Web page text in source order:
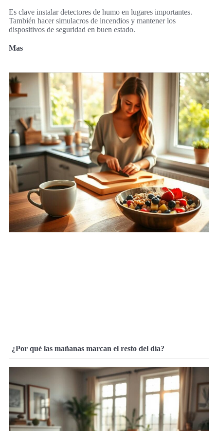
Es clave instalar detectores de humo en lugares importantes.
También hacer simulacros de incendios y mantener los
dispositivos de seguridad en buen estado.
Mas
¿Por qué las mañanas marcan el resto del día?